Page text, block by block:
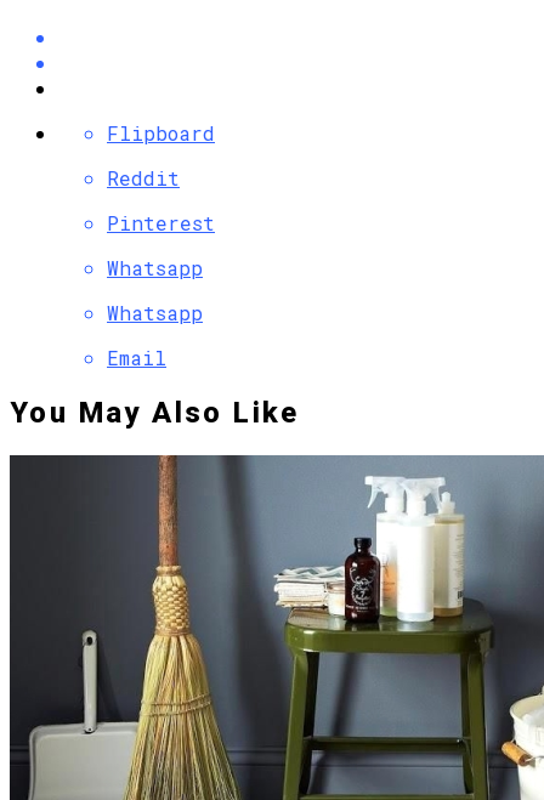
Flipboard
Reddit
Pinterest
Whatsapp
Whatsapp
Email
You May Also Like